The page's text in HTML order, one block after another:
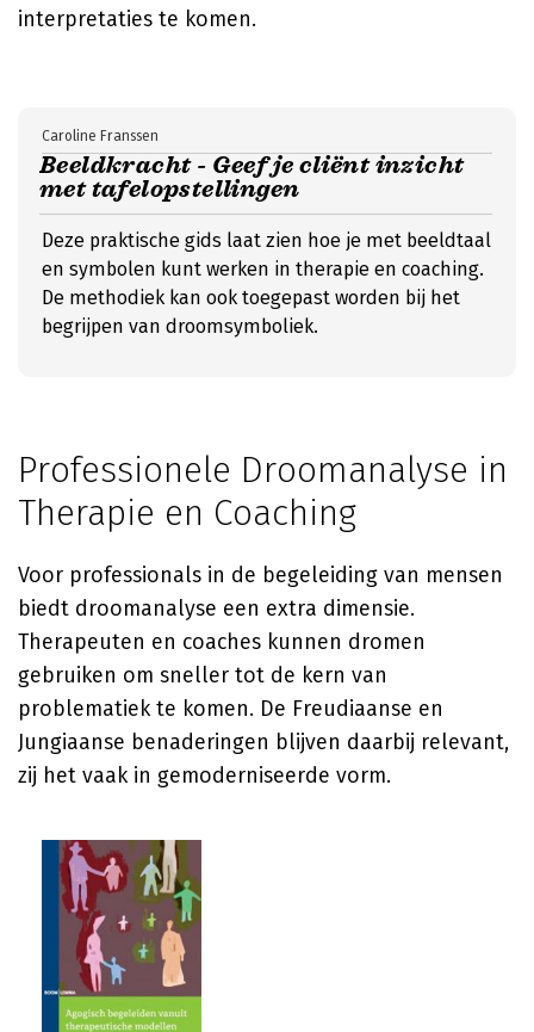
interpretaties te komen.
Beeldkracht - Geef je cliënt inzicht
met tafelopstellingen
Caroline Franssen
Deze praktische gids laat zien hoe je met beeldtaal
en symbolen kunt werken in therapie en coaching.
De methodiek kan ook toegepast worden bij het
begrijpen van droomsymboliek.
Professionele Droomanalyse in
Therapie en Coaching
Voor professionals in de begeleiding van mensen
biedt droomanalyse een extra dimensie.
Therapeuten en coaches kunnen dromen
gebruiken om sneller tot de kern van
problematiek te komen. De Freudiaanse en
Jungiaanse benaderingen blijven daarbij relevant,
zij het vaak in gemoderniseerde vorm.